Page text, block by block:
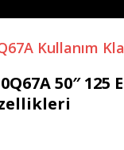
Kullanım
50″